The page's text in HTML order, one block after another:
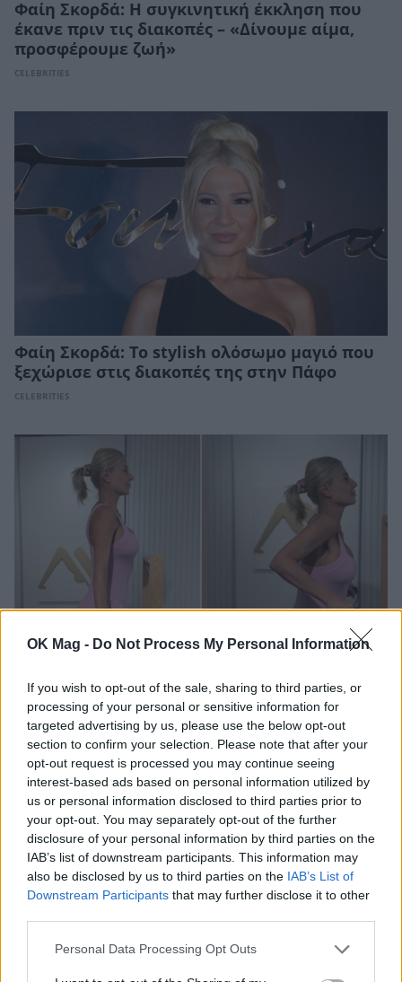
OK Mag - Do Not Process My Personal Information
If you wish to opt-out of the sale, sharing to third parties, or
processing of your personal or sensitive information for
targeted advertising by us, please use the below opt-out
section to confirm your selection. Please note that after your
opt-out request is processed you may continue seeing
interest-based ads based on personal information utilized by
us or personal information disclosed to third parties prior to
your opt-out. You may separately opt-out of the further
disclosure of your personal information by third parties on the
IAB’s list of downstream participants. This information may
also be disclosed by us to third parties on the IAB’s List of
Downstream Participants that may further disclose it to other
Personal Data Processing Opt Outs
Φαίη Σκορδά: H συγκινητική έκκληση που
έκανε πριν τις διακοπές – «Δίνουμε αίμα,
προσφέρουμε ζωή»
CELEBRITIES
Φαίη Σκορδά: Το stylish ολόσωμο μαγιό που
ξεχώρισε στις διακοπές της στην Πάφο
CELEBRITIES
βίντεο από τη γυμναστική της
ΔΕΙΤΕ ΑΚΟΜΑ
ΦΑΙΗ ΣΚΟΡΔΑ